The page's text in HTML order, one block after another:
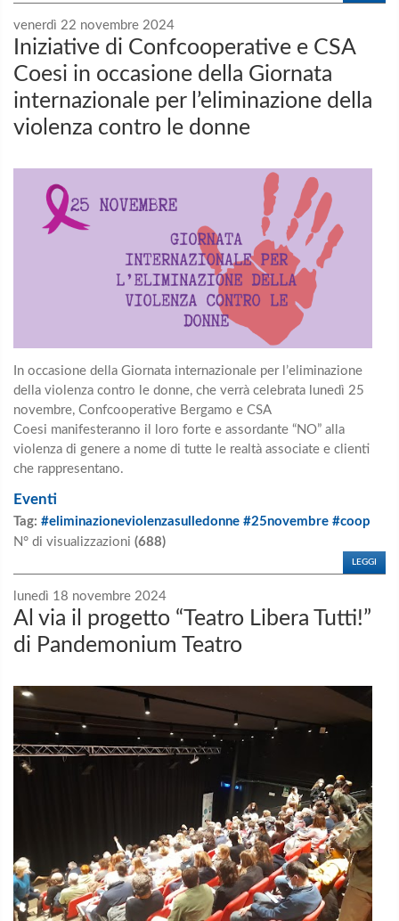
venerdì 22 novembre 2024
Iniziative di Confcooperative e CSA
Coesi in occasione della Giornata
internazionale per l’eliminazione della
violenza contro le donne
In occasione della Giornata internazionale per l’eliminazione
della violenza contro le donne, che verrà celebrata lunedì 25
novembre, Confcooperative Bergamo e CSA
Coesi manifesteranno il loro forte e assordante “NO” alla
violenza di genere a nome di tutte le realtà associate e clienti
che rappresentano.
Eventi
Tag: #eliminazioneviolenzasulledonne #25novembre #coop
N° di visualizzazioni (688)
LEGGI
lunedì 18 novembre 2024
Al via il progetto “Teatro Libera Tutti!”
di Pandemonium Teatro